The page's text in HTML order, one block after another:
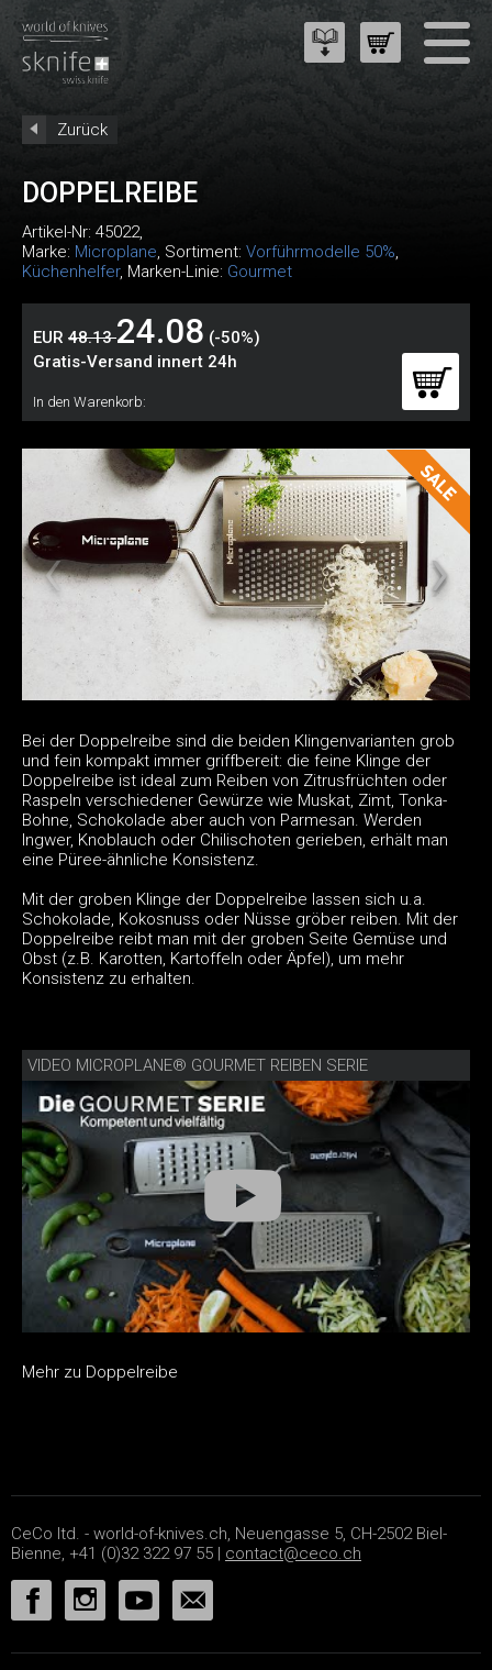
Zurück
DOPPELREIBE
Artikel-Nr: 45022,
Marke: Microplane, Sortiment: Vorführmodelle 50%,
Küchenhelfer, Marken-Linie: Gourmet
EUR 48.1324.08 (-50%)
Gratis-Versand innert 24h
In den Warenkorb:
Bei der Doppelreibe sind die beiden Klingenvarianten grob
und fein kompakt immer griffbereit: die feine Klinge der
Doppelreibe ist ideal zum Reiben von Zitrusfrüchten oder
Raspeln verschiedener Gewürze wie Muskat, Zimt, Tonka-
Bohne, Schokolade aber auch von Parmesan. Werden
Ingwer, Knoblauch oder Chilischoten gerieben, erhält man
eine Püree-ähnliche Konsistenz.
Mit der groben Klinge der Doppelreibe lassen sich u.a.
Schokolade, Kokosnuss oder Nüsse gröber reiben. Mit der
Doppelreibe reibt man mit der groben Seite Gemüse und
Obst (z.B. Karotten, Kartoffeln oder Äpfel), um mehr
Konsistenz zu erhalten.
VIDEO MICROPLANE® GOURMET REIBEN SERIE
Mehr zu Doppelreibe
CeCo ltd. - world-of-knives.ch, Neuengasse 5, CH-2502 Biel-
Bienne, +41 (0)32 322 97 55 | contact@ceco.ch